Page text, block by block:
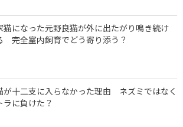
猫になった元野良猫が外に出たがり鳴き続け
完全室内飼育でどう寄り添う？
が十二支に入らなかった理由 ネズミではなく
ラに負けた？